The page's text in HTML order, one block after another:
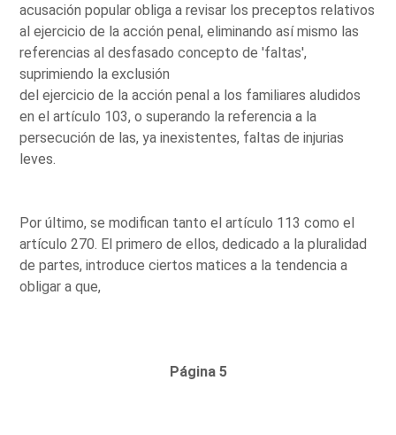
acusación popular obliga a revisar los preceptos relativos
al ejercicio de la acción penal, eliminando así mismo las
referencias al desfasado concepto de 'faltas',
suprimiendo la exclusión
del ejercicio de la acción penal a los familiares aludidos
en el artículo 103, o superando la referencia a la
persecución de las, ya inexistentes, faltas de injurias
leves.
Por último, se modifican tanto el artículo 113 como el
artículo 270. El primero de ellos, dedicado a la pluralidad
de partes, introduce ciertos matices a la tendencia a
obligar a que,
Página 5